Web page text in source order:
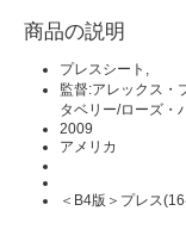
商品の説明
プレスシート,
監督:アレックス・
タベリー/ローズ・
2009
アメリカ
＜B4版＞プレス